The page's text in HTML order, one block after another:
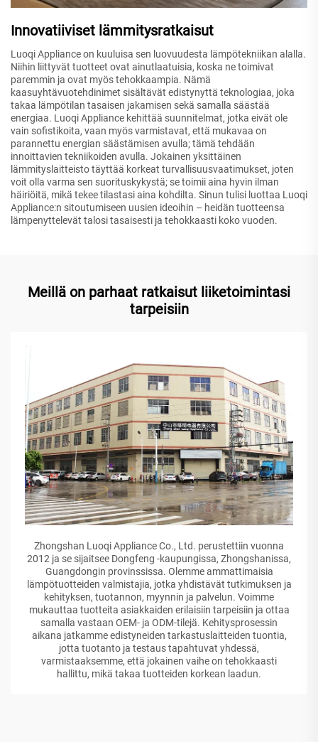
Innovatiiviset lämmitysratkaisut
Luoqi Appliance on kuuluisa sen luovuudesta lämpötekniikan alalla.
Niihin liittyvät tuotteet ovat ainutlaatuisia, koska ne toimivat
paremmin ja ovat myös tehokkaampia. Nämä
kaasuyhtävuotehdinimet sisältävät edistynyttä teknologiaa, joka
takaa lämpötilan tasaisen jakamisen sekä samalla säästää
energiaa. Luoqi Appliance kehittää suunnitelmat, jotka eivät ole
vain sofistikoita, vaan myös varmistavat, että mukavaa on
parannettu energian säästämisen avulla; tämä tehdään
innoittavien tekniikoiden avulla. Jokainen yksittäinen
lämmityslaitteisto täyttää korkeat turvallisuusvaatimukset, joten
voit olla varma sen suorituskykystä; se toimii aina hyvin ilman
häiriöitä, mikä tekee tilastasi aina kohdilta. Sinun tulisi luottaa Luoqi
Appliance:n sitoutumiseen uusien ideoihin – heidän tuotteensa
lämpenyttelevät talosi tasaisesti ja tehokkaasti koko vuoden.
Meillä on parhaat ratkaisut liiketoimintasi
tarpeisiin
Zhongshan Luoqi Appliance Co., Ltd. perustettiin vuonna
2012 ja se sijaitsee Dongfeng -kaupungissa, Zhongshanissa,
Guangdongin provinssissa. Olemme ammattimaisia
lämpötuotteiden valmistajia, jotka yhdistävät tutkimuksen ja
kehityksen, tuotannon, myynnin ja palvelun. Voimme
mukauttaa tuotteita asiakkaiden erilaisiin tarpeisiin ja ottaa
samalla vastaan OEM- ja ODM-tilejä. Kehitysprosessin
aikana jatkamme edistyneiden tarkastuslaitteiden tuontia,
jotta tuotanto ja testaus tapahtuvat yhdessä,
varmistaaksemme, että jokainen vaihe on tehokkaasti
hallittu, mikä takaa tuotteiden korkean laadun.